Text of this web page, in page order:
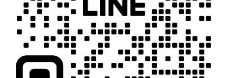
３．未成年的使用者請事先徵得法定代理人或監護人之同意方可使用
「AFTEE先享後付」，若未經同意申辦者引起之損失，本公司不負相關責
任。
４．使用「AFTEE先享後付」時，將依據個別帳號之用戶狀況，依本公司即
時審查核予不同之上限額度；若仍有額度不足之情形，本公司將視審查結果
請求用戶進行身份認證。
５．嚴禁一人註冊多個帳號或使用他人資訊註冊。若發現惡意使用之情形，
恩沛科技股份有限公司將有權停止該用戶之使用額度並採取法律行動。